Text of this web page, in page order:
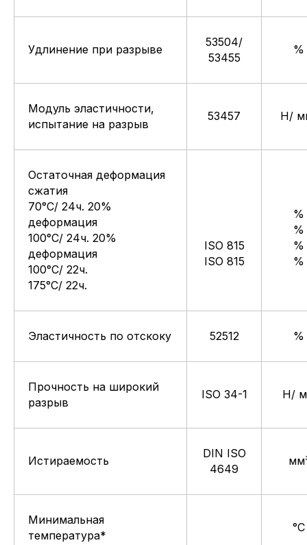
Удлинение при разрыве
53504/
53455
%
Модуль эластичности,
испытание на разрыв
53457 Н/
Остаточная деформация
сжатия
70°C/ 24ч. 20%
деформация
100°C/ 24ч. 20%
деформация
100°C/ 22ч.
175°C/ 22ч.
ISO 815
ISO 815
%
%
%
%
Эластичность по отскоку 52512 %
Прочность на широкий
разрыв
ISO 34-1 Н/
Истираемость
DIN ISO
4649
Минимальная
температура*
°C